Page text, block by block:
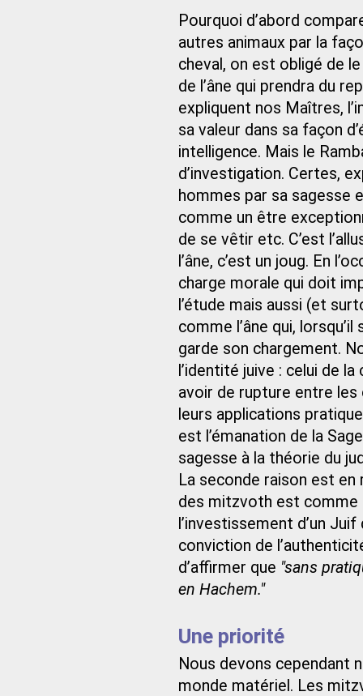
Pourquoi d’abord
autres animaux par la
cheval, on est obligé de
de l’âne qui prendra du
expliquent nos Maîtres,
sa valeur dans sa façon
intelligence. Mais le
d’investigation. Certes,
hommes par sa sagesse
comme un être
de se vêtir etc. C’est
l’âne, c’est un joug. En
charge morale qui doit
l’étude mais aussi (et
comme l’âne qui,
garde son chargement.
l’identité juive : celui de
avoir de rupture entre
leurs applications
est l’émanation de la
sagesse à la théorie du
La seconde raison est
des mitzvoth est comme
l’investissement d’un
conviction de
d’affirmer que "sans
en Hachem."
Une priorité
Nous devons cependant
monde matériel. Les